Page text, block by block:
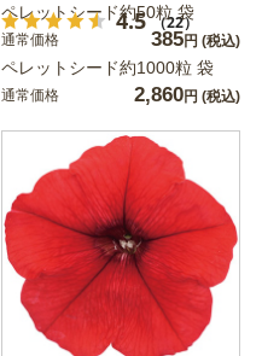
4.5 （22）
ペレットシード約50粒 袋
通常価格 385円 (税込)
ペレットシード約1000粒 袋
通常価格 2,860円 (税込)